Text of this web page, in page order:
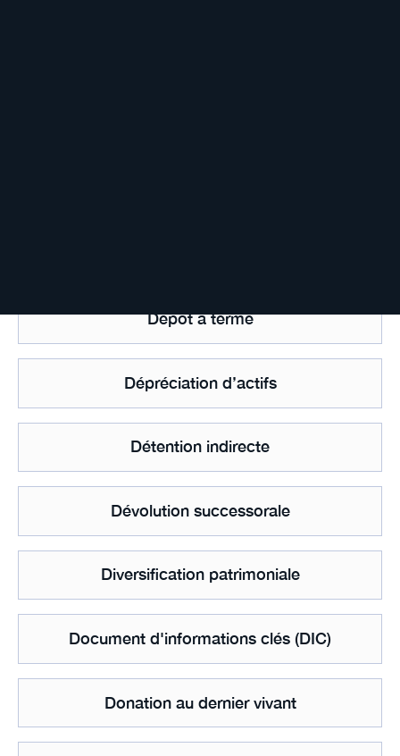
Dépôt à terme
Dépréciation d’actifs
Détention indirecte
Dévolution successorale
Diversification patrimoniale
Document d'informations clés (DIC)
Donation au dernier vivant